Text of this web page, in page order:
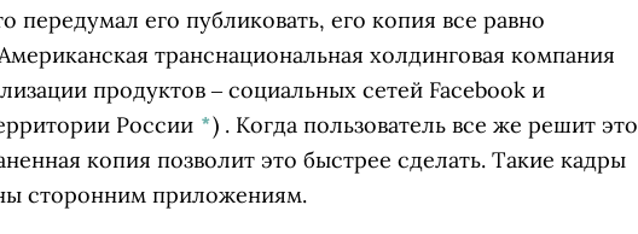
передумал его публиковать, его копия все равно
транснациональная холдинговая компания
продуктов ‒ социальных сетей Facebook и
России *) . Когда пользователь все же решит это
копия позволит это быстрее сделать. Такие кадры
сторонним приложениям.